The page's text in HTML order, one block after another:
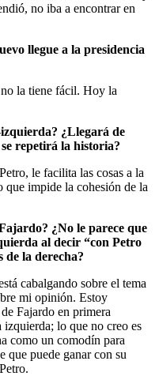
no iba a encontrar en
llegue a la presidencia
la tiene fácil. Hoy la
¿Llegará de
repetirá la historia?
le facilita las cosas a la
que impide la cohesión de la
¿No le parece que
al decir “con Petro
de la derecha?
cabalgando sobre el tema
mi opinión. Estoy
Fajardo en primera
izquierda; lo que no creo es
como un comodín para
que puede ganar con su